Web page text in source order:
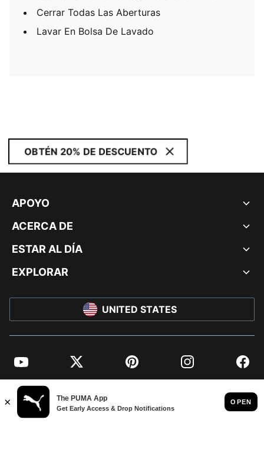
Cerrar Todas Las Aberturas
Lavar En Bolsa De Lavado
OBTÉN 20% DE DESCUENTO
APOYO
ACERCA DE
ESTAR AL DÍA
EXPLORAR
UNITED STATES
YouTube Twitter Pinterest Instagram
© PUMA NORTH AMERICA, INC.
IMPRINT AND LEGAL DATA